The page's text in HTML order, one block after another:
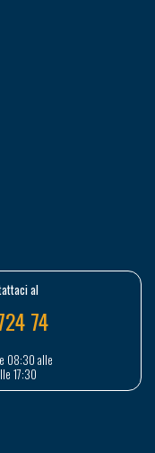
al
74
08:30 alle
17:30